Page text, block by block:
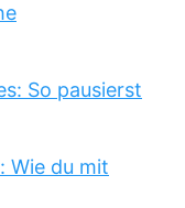
So pausierst
Wie du mit